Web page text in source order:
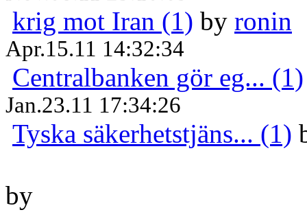
krig mot Iran (1) by ronin
Apr.15.11 14:32:34
Centralbanken gör eg... (1)
Jan.23.11 17:34:26
Tyska säkerhetstjäns... (1)
by